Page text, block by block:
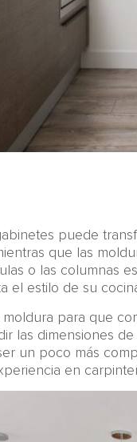
puede
que las
o las columnas
el estilo de su
para que
las dimensiones
un poco más
en